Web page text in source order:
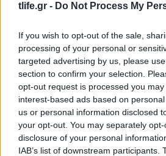
tlife.gr - Do Not Process My
If you wish to opt-out of the sale,
processing of your personal or
targeted advertising by us, please
section to confirm your selection.
opt-out request is processed you
interest-based ads based on
us or personal information disclosed
your opt-out. You may separately
disclosure of your personal
IAB’s list of downstream participants.
Φίλιππος Μιχόπουλος –
Ευρυπίδου: Αγκαλιασμένοι
ποζάρουν στο ηλιοβασίλεμα
07.08.2026